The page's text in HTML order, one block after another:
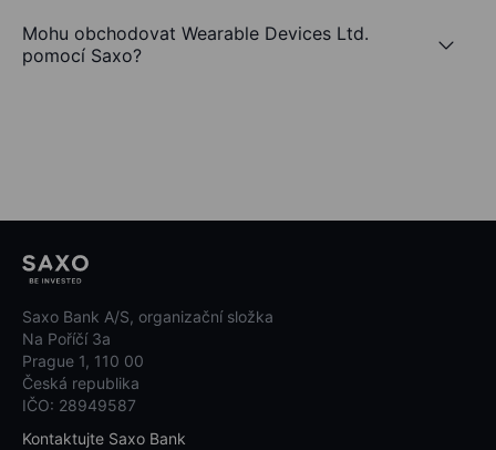
Mohu obchodovat Wearable Devices Ltd.
pomocí Saxo?
Saxo Bank A/S, organizační složka
Na Poříčí 3a
Prague 1, 110 00
Česká republika
IČO: 28949587
Kontaktujte Saxo Bank